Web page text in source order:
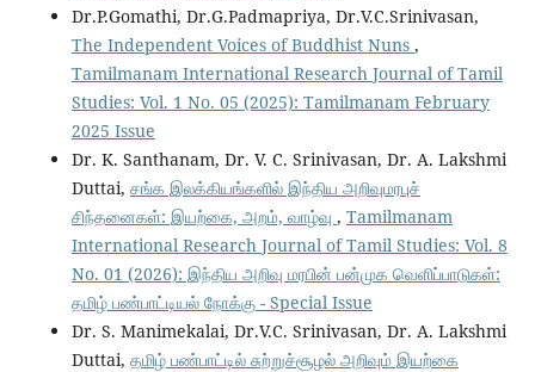
Dr.P.Gomathi, Dr.G.Padmapriya, Dr.V.C.Srinivasan,
The Independent Voices of Buddhist Nuns ,
Tamilmanam International Research Journal of Tamil
Studies: Vol. 1 No. 05 (2025): Tamilmanam February
2025 Issue
Dr. K. Santhanam, Dr. V. C. Srinivasan, Dr. A. Lakshmi
Duttai, சங்க இலக்கியங்களில் இந்திய அறிவுமரபுச்
சிந்தனைகள்: இயற்கை, அறம், வாழ்வு , Tamilmanam
International Research Journal of Tamil Studies: Vol. 8
No. 01 (2026): இந்திய அறிவு மரபின் பன்முக வெளிப்பாடுகள்:
தமிழ் பண்பாட்டியல் நோக்கு - Special Issue
Dr. S. Manimekalai, Dr.V.C. Srinivasan, Dr. A. Lakshmi
Duttai, தமிழ் பண்பாட்டில் சுற்றுச்சூழல் அறிவும் இயற்கை